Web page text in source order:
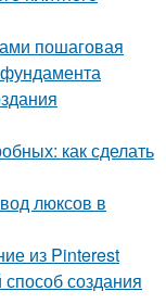
пошаговая
как сделать
люксов в
из Pinterest
создания